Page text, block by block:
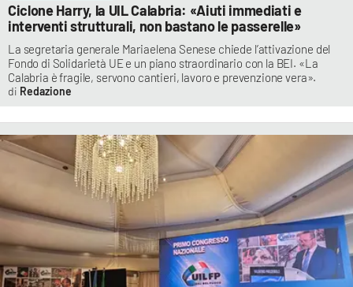
Ciclone Harry, la UIL Calabria: «Aiuti immediati e
interventi strutturali, non bastano le passerelle»
La segretaria generale Mariaelena Senese chiede l’attivazione del
Fondo di Solidarietà UE e un piano straordinario con la BEI. «La
Calabria è fragile, servono cantieri, lavoro e prevenzione vera».
Redazione